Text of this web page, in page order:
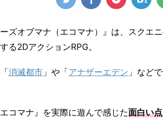
ーズオブマナ（エコマナ）』は、スクエ
る2DアクションRPG。
消滅都市 」や「 アナザーエデン 」など
コマナ』を実際に遊んで感じた面白い